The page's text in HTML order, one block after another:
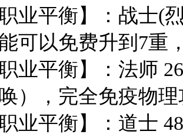
职业平衡】：战士(
可以免费升到7重
职业平衡】：法师
），完全免疫物
职业平衡】：道士